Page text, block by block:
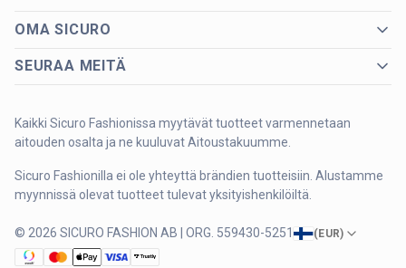
OMA SICURO
SEURAA MEITÄ
Kaikki Sicuro Fashionissa myytävät tuotteet varmennetaan
aitouden osalta ja ne kuuluvat Aitoustakuumme.
Sicuro Fashionilla ei ole yhteyttä brändien tuotteisiin. Alustamme
myynnissä olevat tuotteet tulevat yksityishenkilöiltä.
© 2026 SICURO FASHION AB | ORG. 559430-5251 (EUR)